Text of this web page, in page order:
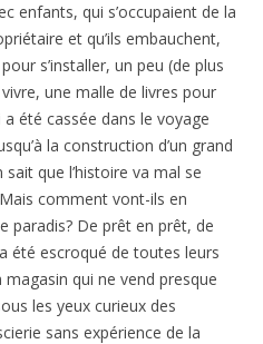
enfants, qui s’occupaient de la
et qu’ils embauchent,
s’installer, un peu (de plus
une malle de livres pour
été cassée dans le voyage
la construction d’un grand
que l’histoire va mal se
comment vont-ils en
paradis? De prêt en prêt, de
été escroqué de toutes leurs
qui ne vend presque
les yeux curieux des
sans expérience de la